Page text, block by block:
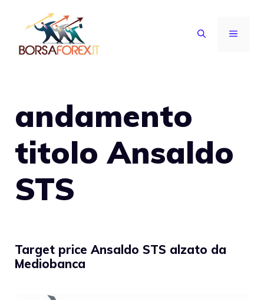
contenuto
MENU
andamento
titolo Ansaldo
STS
Target price Ansaldo STS alzato da
Mediobanca